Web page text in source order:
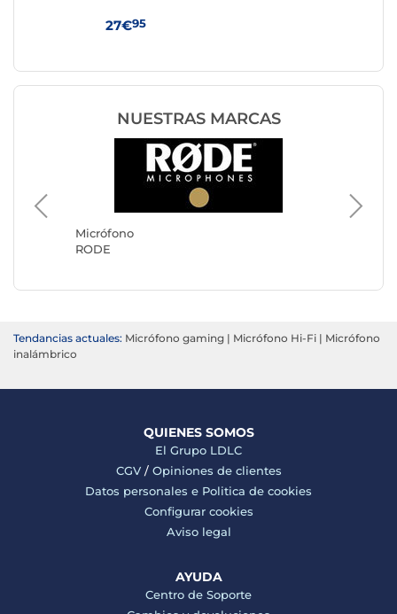
27€95
NUESTRAS MARCAS
Micrófono
RODE
Boya
Tendancias actuales: Micrófono gaming | Micrófono Hi-Fi | Micrófono
inalámbrico
QUIENES SOMOS
El Grupo LDLC
CGV/ Opiniones de clientes
Datos personales e Politica de cookies
Configurar cookies
Aviso legal
AYUDA
Centro de Soporte